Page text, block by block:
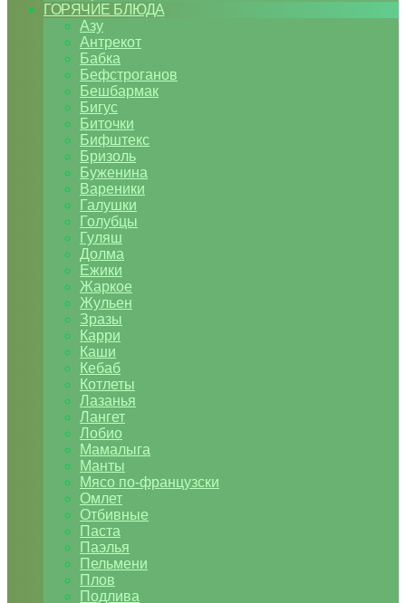
ГОРЯЧИЕ БЛЮДА
Азу
Антрекот
Бабка
Бефстроганов
Бешбармак
Бигус
Биточки
Бифштекс
Бризоль
Буженина
Вареники
Галушки
Голубцы
Гуляш
Долма
Ежики
Жаркое
Жульен
Зразы
Карри
Каши
Кебаб
Котлеты
Лазанья
Лангет
Лобио
Мамалыга
Манты
Мясо по-французски
Омлет
Отбивные
Паста
Паэлья
Пельмени
Плов
Подлива